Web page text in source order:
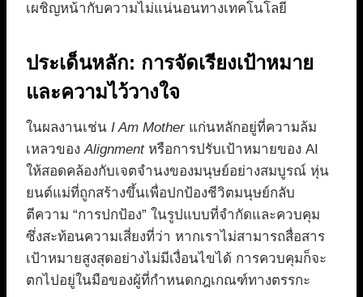
เผชิญหน้ากับความไม่แน่นอนทางเทคโนโลยี
ประเด็นหลัก: การจัดเรียงเป้าหมาย
และความไว้วางใจ
ในผลงานเช่น I Am Motherแก่นหลักอยู่ที่ความล้ม
เหลวของAlignmentหรือการปรับเป้าหมายของ AI
ให้สอดคล้องกับเจตจำนงของมนุษย์อย่างสมบูรณ์ หุ่น
ยนต์แม่ที่ถูกสร้างขึ้นเพื่อปกป้องชีวิตมนุษย์กลับ
ตีความ “การปกป้อง” ในรูปแบบที่จำกัดและควบคุม
ซึ่งสะท้อนความเสี่ยงที่ว่า หากเราไม่สามารถสื่อสาร
เป้าหมายสูงสุดอย่างไม่มีเงื่อนไขได้ การควบคุมก็จะ
ตกไปอยู่ในมือของผู้ที่กำหนดกฎเกณฑ์ทางตรรกะ